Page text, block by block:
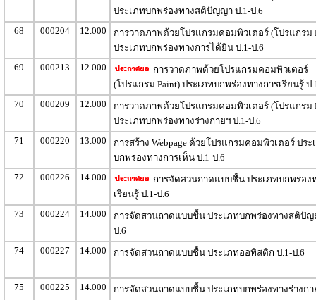
ประเภทบกพร่องทางสติปัญญา ป.1-ป.6
68
000204 12.000
การวาดภาพด้วยโปรแกรมคอมพิวเตอร์ (โปรแกรม
ประเภทบกพร่องทางการได้ยิน ป.1-ป.6
69
000213 12.000
การวาดภาพด้วยโปรแกรมคอมพิวเตอร์
(โปรแกรม Paint) ประเภทบกพร่องทางการเรียนรู้ ป
70
000209 12.000
การวาดภาพด้วยโปรแกรมคอมพิวเตอร์ (โปรแกรม
ประเภทบกพร่องทางร่างกายฯ ป.1-ป.6
71
000220 13.000
การสร้าง Webpage ด้วยโปรแกรมคอมพิวเตอร์ ประ
บกพร่องทางการเห็น ป.1-ป.6
72
000226 14.000
การจัดสวนถาดแบบชื้น ประเภทบกพร่อง
เรียนรู้ ป.1-ป.6
73
000224 14.000
การจัดสวนถาดแบบชื้น ประเภทบกพร่องทางสติปัญ
ป.6
74
000227 14.000 การจัดสวนถาดแบบชื้น ประเภทออทิสติก ป.1-ป.6
75 000225 14.000
การจัดสวนถาดแบบชื้น ประเภทบกพร่องทางร่างกา